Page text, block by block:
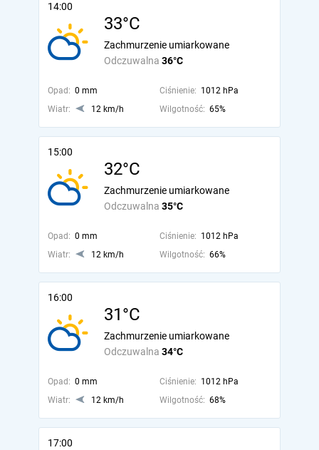
14:00
33°C
Odczuwalna 36°C
Zachmurzenie umiarkowane
Opad: 0 mm Ciśnienie: 1012 hPa
Wiatr:
12 km/h Wilgotność: 65%
15:00
32°C
Odczuwalna 35°C
Zachmurzenie umiarkowane
Opad: 0 mm Ciśnienie: 1012 hPa
Wiatr:
12 km/h Wilgotność: 66%
16:00
31°C
Odczuwalna 34°C
Zachmurzenie umiarkowane
Opad: 0 mm Ciśnienie: 1012 hPa
Wiatr:
12 km/h Wilgotność: 68%
17:00